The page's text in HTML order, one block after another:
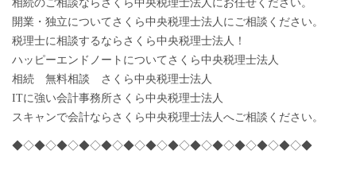
相続のご相談ならさくら中央税理士法人にお任せください。
開業・独立についてさくら中央税理士法人にご相談ください。
税理士に相談するならさくら中央税理士法人！
ハッピーエンドノートについてさくら中央税理士法人
相続 無料相談 さくら中央税理士法人
ITに強い会計事務所さくら中央税理士法人
スキャンで会計ならさくら中央税理士法人へご相談ください。
◆◇◆◇◆◇◆◇◆◇◆◇◆◇◆◇◆◇◆◇◆◇◆◇◆◇◆